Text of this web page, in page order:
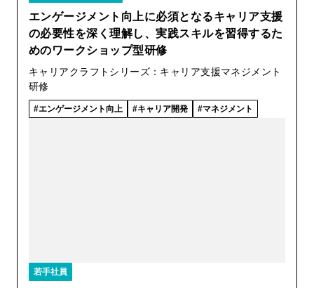
エンゲージメント向上に必須となるキャリア支援
の必要性を深く理解し、実践スキルを習得するた
めのワークショップ型研修
キャリアクラフトシリーズ：キャリア支援マネジメント
研修
エンゲージメント向上 キャリア開発 マネジメント
若手社員